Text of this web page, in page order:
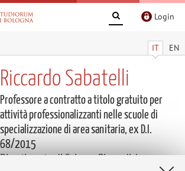
Login
IT EN
Riccardo Sabatelli
Professore a contratto a titolo gratuito per
attività professionalizzanti nelle scuole di
specializzazione di area sanitaria, ex D.I.
68/2015
Dipartimento di Scienze Biomediche e